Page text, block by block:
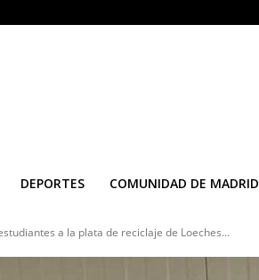
DEPORTES COMUNIDAD DE MADRID
a la plata de reciclaje de Loeches...